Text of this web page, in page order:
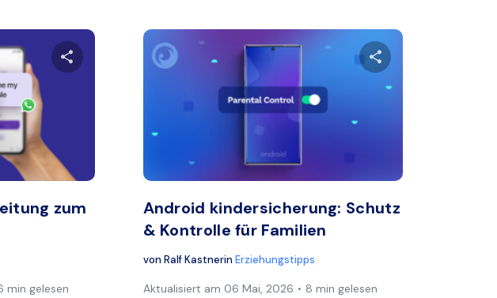
Diesen Artikel teilen
Twitter Link kopieren
zum
min gelesen
Android kindersicherung: Schutz
& Kontrolle für Familien
von Ralf Kastnerin Erziehungstipps
Aktualisiert am 06 Mai, 2026 8 min gelesen